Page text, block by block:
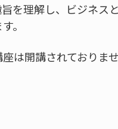
を理解し、ビジネス
。
は開講されておりませ